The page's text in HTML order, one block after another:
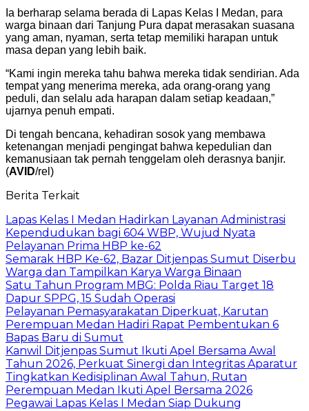
Ia berharap selama berada di Lapas Kelas I Medan, para
warga binaan dari Tanjung Pura dapat merasakan suasana
yang aman, nyaman, serta tetap memiliki harapan untuk
masa depan yang lebih baik.
“Kami ingin mereka tahu bahwa mereka tidak sendirian. Ada
tempat yang menerima mereka, ada orang-orang yang
peduli, dan selalu ada harapan dalam setiap keadaan,”
ujarnya penuh empati.
Di tengah bencana, kehadiran sosok yang membawa
ketenangan menjadi pengingat bahwa kepedulian dan
kemanusiaan tak pernah tenggelam oleh derasnya banjir.
(AVID/rel)
Berita Terkait
Lapas Kelas I Medan Hadirkan Layanan Administrasi
Kependudukan bagi 604 WBP, Wujud Nyata
Pelayanan Prima HBP ke-62
Semarak HBP Ke-62, Bazar Ditjenpas Sumut Diserbu
Warga dan Tampilkan Karya Warga Binaan
Satu Tahun Program MBG: Polda Riau Target 18
Dapur SPPG, 15 Sudah Operasi
Pelayanan Pemasyarakatan Diperkuat, Karutan
Perempuan Medan Hadiri Rapat Pembentukan 6
Bapas Baru di Sumut
Kanwil Ditjenpas Sumut Ikuti Apel Bersama Awal
Tahun 2026, Perkuat Sinergi dan Integritas Aparatur
Tingkatkan Kedisiplinan Awal Tahun, Rutan
Perempuan Medan Ikuti Apel Bersama 2026
Pegawai Lapas Kelas I Medan Siap Dukung